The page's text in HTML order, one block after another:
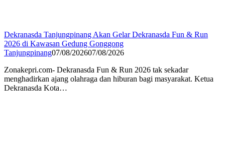
Dekranasda Tanjungpinang Akan Gelar Dekranasda Fun & Run
2026 di Kawasan Gedung Gonggong
Tanjungpinang07/08/202607/08/2026
Zonakepri.com- Dekranasda Fun & Run 2026 tak sekadar
menghadirkan ajang olahraga dan hiburan bagi masyarakat. Ketua
Dekranasda Kota…